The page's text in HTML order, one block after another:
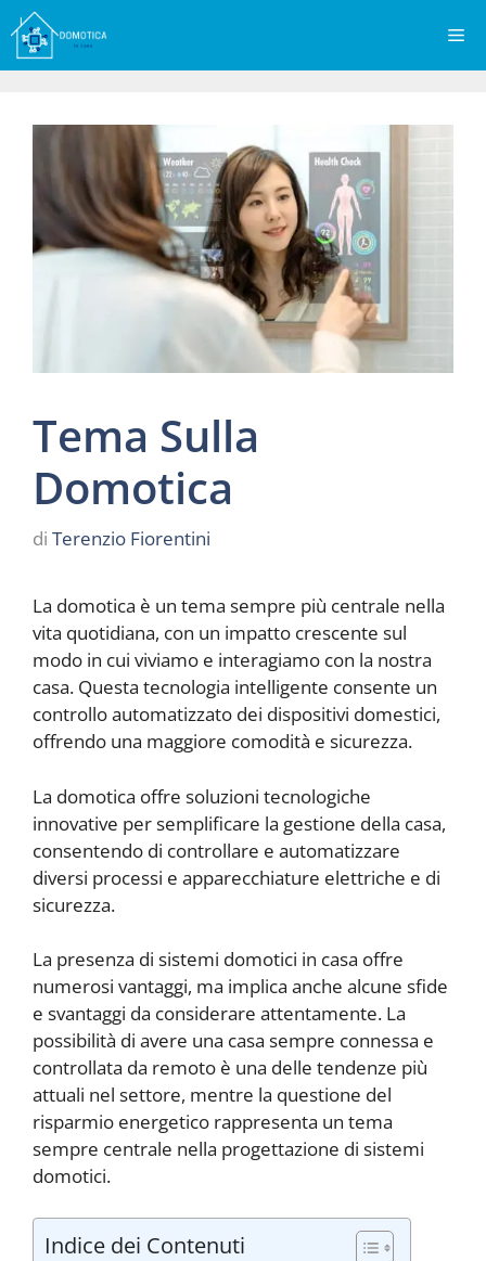
Vai
al
contenuto
Tema Sulla
Domotica
di Terenzio Fiorentini
La domotica è un tema sempre più centrale nella
vita quotidiana, con un impatto crescente sul
modo in cui viviamo e interagiamo con la nostra
casa. Questa tecnologia intelligente consente un
controllo automatizzato dei dispositivi domestici,
offrendo una maggiore comodità e sicurezza.
La domotica offre soluzioni tecnologiche
innovative per semplificare la gestione della casa,
consentendo di controllare e automatizzare
diversi processi e apparecchiature elettriche e di
sicurezza.
La presenza di sistemi domotici in casa offre
numerosi vantaggi, ma implica anche alcune sfide
e svantaggi da considerare attentamente. La
possibilità di avere una casa sempre connessa e
controllata da remoto è una delle tendenze più
attuali nel settore, mentre la questione del
risparmio energetico rappresenta un tema
sempre centrale nella progettazione di sistemi
domotici.
Indice dei Contenuti